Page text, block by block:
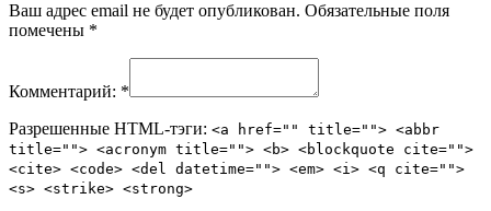
Ваш адрес email не будет опубликован. Обязательные поля
помечены *
Комментарий: *
Разрешенные HTML-тэги: <a href="" title=""> <abbr
title=""> <acronym title=""> <b> <blockquote cite="">
<cite> <code> <del datetime=""> <em> <i> <q cite="">
<s> <strike> <strong>